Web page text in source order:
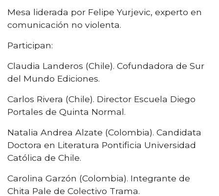
Mesa liderada por Felipe Yurjevic, experto en
comunicación no violenta.
Participan:
Claudia Landeros (Chile). Cofundadora de Sur
del Mundo Ediciones.
Carlos Rivera (Chile). Director Escuela Diego
Portales de Quinta Normal.
Natalia Andrea Alzate (Colombia). Candidata
Doctora en Literatura Pontificia Universidad
Católica de Chile.
Carolina Garzón (Colombia). Integrante de
Chita Pale de Colectivo Trama.